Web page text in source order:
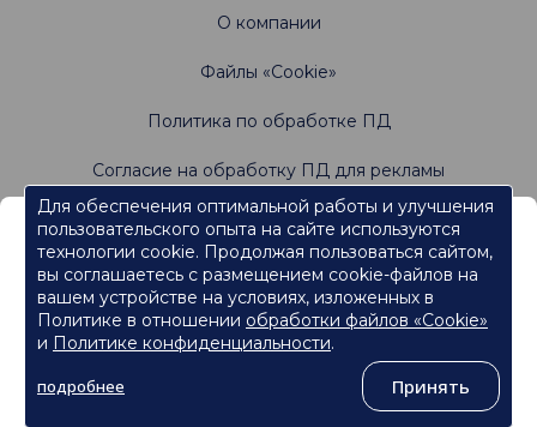
, 2026
О компании
Файлы «Cookie»
Политика по обработке ПД
Согласие на обработку ПД для рекламы
Не является офертой. Имеются противопоказания.
Проконсультируйтесь со специалистами
Информация, содержащаяся на данном веб-
сайте, предназначена для работников
сферы здравоохранения.
Нажмите кнопку "Продолжить", чтобы подтвердить, что
являетесь работником сферы здравоохранения и перейти к
Для обеспечения оптимальной работы и улучшения
пользовательского опыта на сайте используются
технологии cookie. Продолжая пользоваться сайтом,
вы соглашаетесь с размещением cookie-файлов на
вашем устройстве на условиях, изложенных в
Политике в отношении обработки файлов «Cookie»
и Политике конфиденциальности.
подробнее
Принять